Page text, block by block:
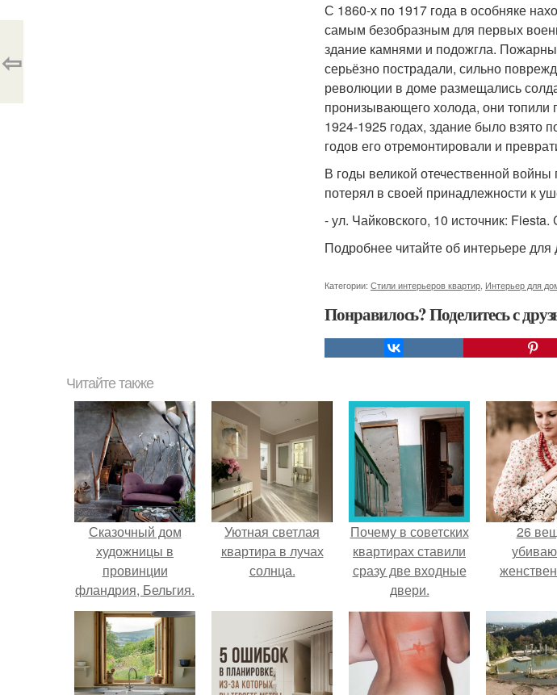
С 1860-х по 1917 года в особняке
самым безобразным для первых
здание камнями и подожгла.
серьёзно пострадали, сильно
революции в доме размещались
пронизывающего холода, они топили
1924-1925 годах, здание было взято
годов его отремонтировали и
В годы великой отечественной
потерял в своей принадлежности к
- ул. Чайковского, 10 источник: Fiesta.
Подробнее читайте об интерьере
Категории: Стили интерьеров квартир Интерьер для
Понравилось? Поделитесь с
⇦
Читайте также
Сказочный дом
художницы в
провинции
фландрия, Бельгия.
Уютная светлая
квартира в лучах
солнца.
Почему в советских
квартирах ставили
сразу две входные
двери.
26